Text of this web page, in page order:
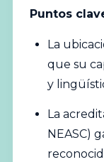
Puntos
La
que su
y
La
NEASC)